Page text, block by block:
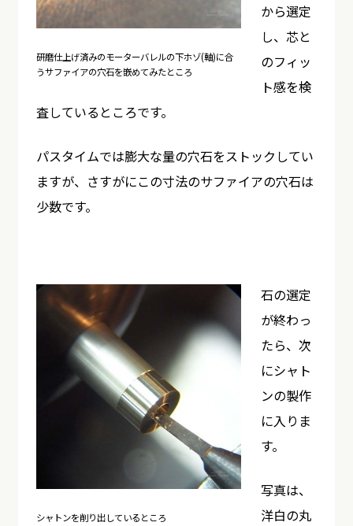
研磨仕上げ済みのモーターバレルの下ホゾ(軸)に合
うサファイアの穴石を嵌めてみたところ
から選定
し、芯と
のフィッ
ト感を検
査しているところです。
パスタイムでは膨大な量の穴石をストックしてい
ますが、さすがにこの寸法のサファイアの穴石は
少数です。
シャトンを削り出しているところ
石の選定
が終わっ
たら、次
にシャト
ンの製作
に入りま
す。
写真は、
洋白の丸